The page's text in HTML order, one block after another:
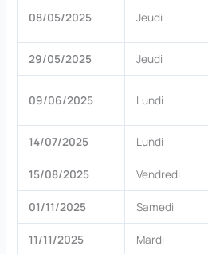
08/05/2025 Jeudi
29/05/2025 Jeudi
09/06/2025 Lundi
14/07/2025 Lundi
15/08/2025 Vendredi
01/11/2025 Samedi
11/11/2025 Mardi